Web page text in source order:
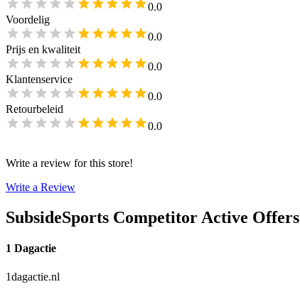
0.0
Voordelig
0.0
Prijs en kwaliteit
0.0
Klantenservice
0.0
Retourbeleid
0.0
Write a review for this store!
Write a Review
SubsideSports Competitor Active Offers
1 Dagactie
1dagactie.nl